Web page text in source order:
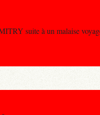
suite à un malaise